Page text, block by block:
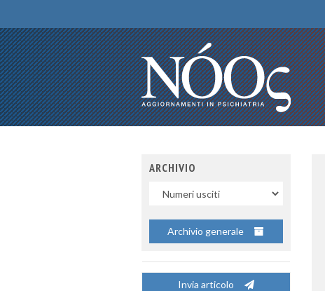
ARCHIVIO
Archivio generale
Invia articolo